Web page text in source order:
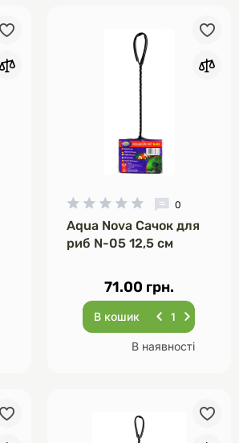
0
Aqua Nova Сачок для
риб N-05 12,5 см
71.00 грн.
В кошик
В наявності